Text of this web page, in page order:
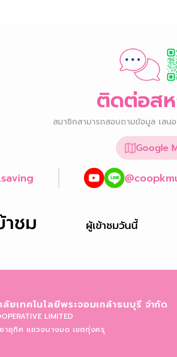
ติดต่อส
สมาชิกสามารถสอบถามข้อมูล เส
Google
าชม ผู้เข้าชมวันนี้
เทคโนโลยีพระจอมเกล้าธนบุรี จำกัด
LIMITED
าอุทิศ แขวงบางมด เขตทุ่งครุ